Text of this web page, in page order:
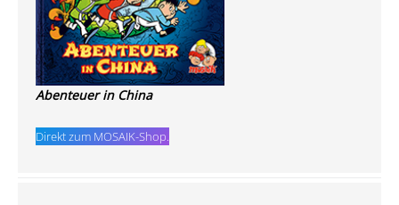
Abenteuer in China
Direkt zum MOSAIK-Shop.